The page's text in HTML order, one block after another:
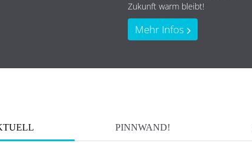
Zukunft warm bleibt!
Mehr Infos
PINNWAND!